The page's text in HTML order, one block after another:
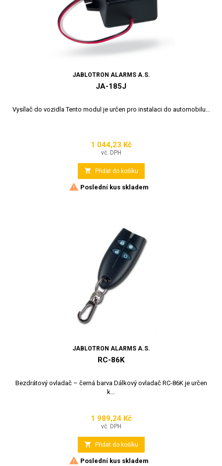
JABLOTRON ALARMS A.S.
JA-185J
Vysílač do vozidla Tento modul je určen pro instalaci do automobilu...
Cena
1 044,23 Kč
vč. DPH
 Přidat do košíku
 Poslední kus skladem
JABLOTRON ALARMS A.S.
RC-86K
Bezdrátový ovladač – černá barva Dálkový ovladač RC-86K je určen
k...
Cena
1 989,24 Kč
vč. DPH
 Přidat do košíku
 Poslední kus skladem